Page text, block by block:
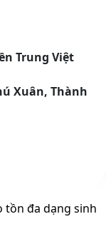
Trung Việt
Xuân, Thành
tồn đa dạng sinh